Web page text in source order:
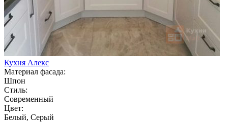
Кухня Алекс
Материал фасада:
Шпон
Стиль:
Современный
Цвет:
Белый, Серый